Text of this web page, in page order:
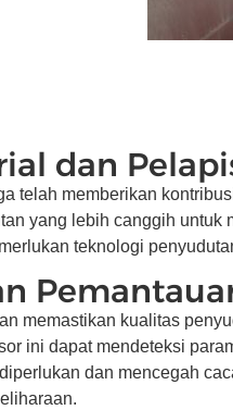
dan
telah memberikan
yang lebih canggih
teknologi
memastikan kualitas
ini dapat mendeteksi
dan mencegah